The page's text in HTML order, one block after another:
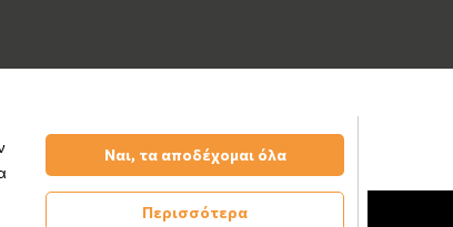
Ναι, τα αποδέχομαι όλα
Περισσότερα